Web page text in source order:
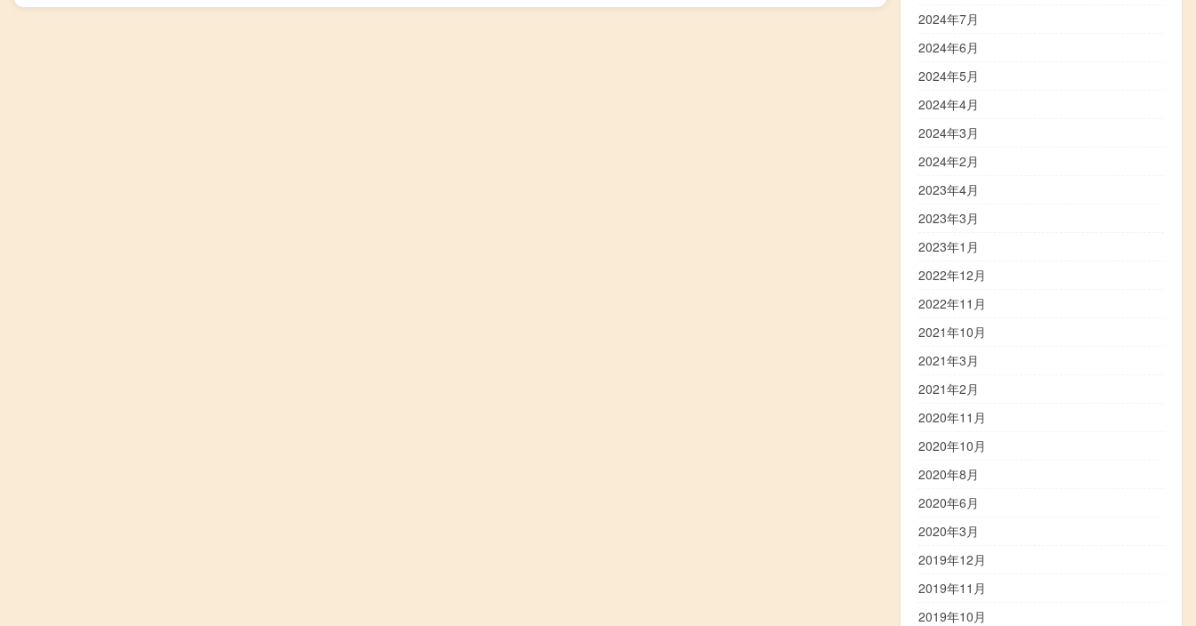
2024年7月
2024年6月
2024年5月
2024年4月
2024年3月
2024年2月
2023年4月
2023年3月
2023年1月
2022年12月
2022年11月
2021年10月
2021年3月
2021年2月
2020年11月
2020年10月
2020年8月
2020年6月
2020年3月
2019年12月
2019年11月
2019年10月